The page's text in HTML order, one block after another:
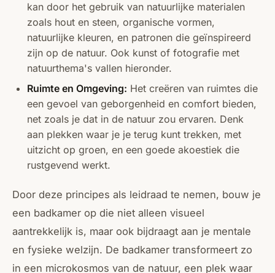
kan door het gebruik van natuurlijke materialen
zoals hout en steen, organische vormen,
natuurlijke kleuren, en patronen die geïnspireerd
zijn op de natuur. Ook kunst of fotografie met
natuurthema's vallen hieronder.
Ruimte en Omgeving: Het creëren van ruimtes die
een gevoel van geborgenheid en comfort bieden,
net zoals je dat in de natuur zou ervaren. Denk
aan plekken waar je je terug kunt trekken, met
uitzicht op groen, en een goede akoestiek die
rustgevend werkt.
Door deze principes als leidraad te nemen, bouw je
een badkamer op die niet alleen visueel
aantrekkelijk is, maar ook bijdraagt aan je mentale
en fysieke welzijn. De badkamer transformeert zo
in een microkosmos van de natuur, een plek waar